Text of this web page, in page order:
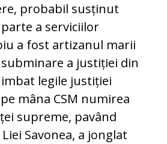
probabil susținut
a serviciilor
a fost artizanul marii
a justiției din
legile justiției
mâna CSM numirea
supreme, pavând
Savonea, a jonglat